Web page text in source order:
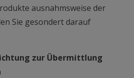
ausnahmsweise der
Sie gesondert darauf
zur Übermittlung